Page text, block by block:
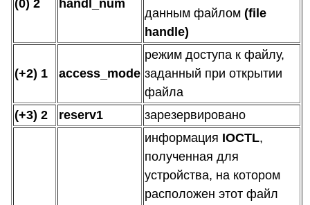
(0) 2 handl_num
данным файлом (file
handle)
(+2) 1 access_mode
режим доступа к файлу,
заданный при открытии
файла
(+3) 2
reserv1 зарезервировано
информация IOCTL,
полученная для
устройства, на котором
расположен этот файл